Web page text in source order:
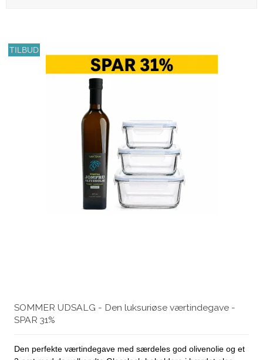
TILBUD
SOMMER UDSALG - Den luksuriøse værtindegave -
SPAR 31%
Den perfekte værtindegave med særdeles god olivenolie og et